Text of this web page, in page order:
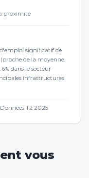
proximité
significatif de
de la moyenne
dans le secteur
infrastructures
T2 2025
vous